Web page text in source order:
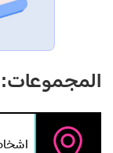
المجموعات: